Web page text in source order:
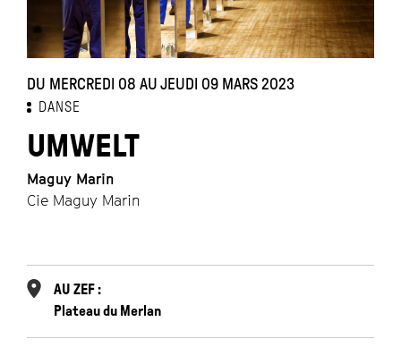
DU MERCREDI 08 AU JEUDI 09 MARS 2023
DANSE
UMWELT
Maguy Marin
Cie Maguy Marin
AU ZEF :
Plateau du Merlan